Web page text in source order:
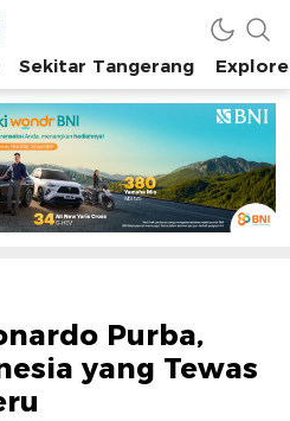
Tangerang Raya
Sekitar Tangerang
Purba,
yang Tewas